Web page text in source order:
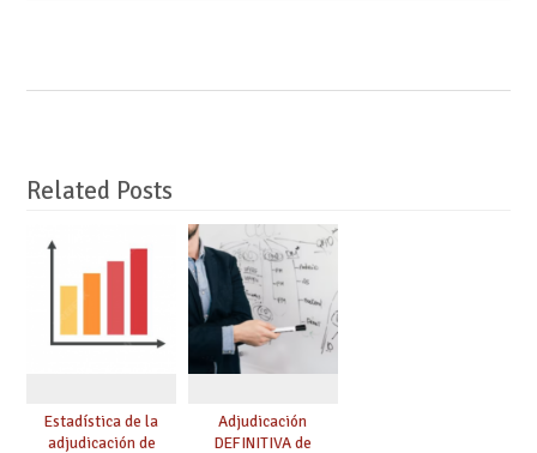
Related Posts
Estadística de la
adjudicación de
Adjudicación
DEFINITIVA de